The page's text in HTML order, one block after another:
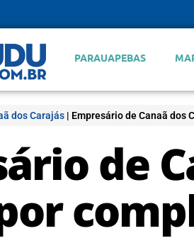
PARAUAPEBAS
dos Carajás | Empresário de Canaã dos
de